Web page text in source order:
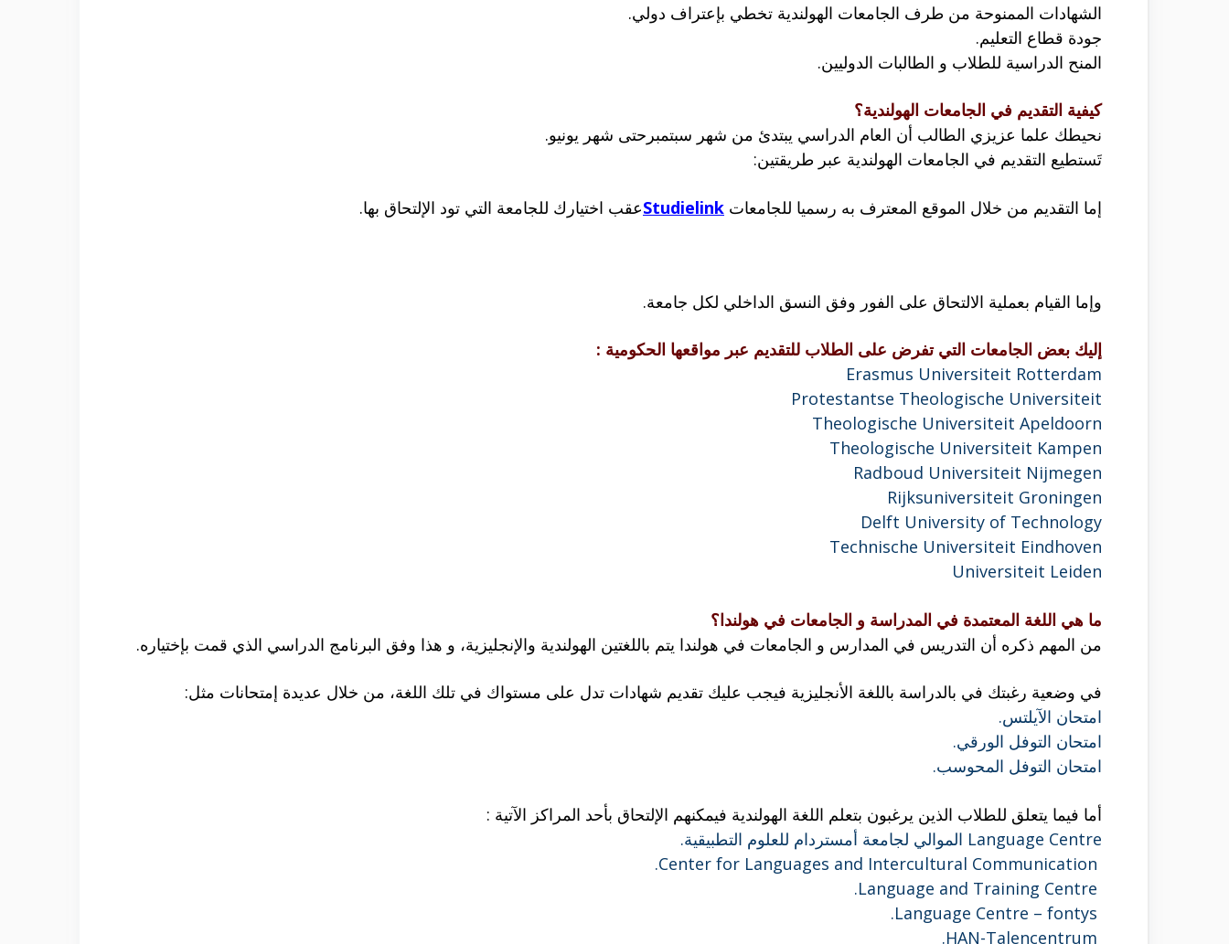
الشهادات الممنوحة من طرف الجامعات الهولندية تخطي بإعتراف دولي.
جودة قطاع التعليم.
المنح الدراسية للطلاب و الطالبات الدوليين.
كيفية التقديم في الجامعات الهولندية؟
نحيطك علما عزيزي الطالب أن العام الدراسي يبتدئ من شهر سبتمبرحتى شهر يونيو.
تَستطيع التقديم في الجامعات الهولندية عبر طريقتين:
إما التقديم من خلال الموقع المعترف به رسميا للجامعات Studielinkعقب اختيارك للجامعة التي تود الإلتحاق بها.
وإما القيام بعملية الالتحاق على الفور وفق النسق الداخلي لكل جامعة.
إليك بعض الجامعات التي تفرض على الطلاب للتقديم عبر مواقعها الحكومية :
Erasmus Universiteit Rotterdam
Protestantse Theologische Universiteit
Theologische Universiteit Apeldoorn
Theologische Universiteit Kampen
Radboud Universiteit Nijmegen
Rijksuniversiteit Groningen
Delft University of Technology
Technische Universiteit Eindhoven
Universiteit Leiden
ما هي اللغة المعتمدة في المدراسة و الجامعات في هولندا؟
من المهم ذكره أن التدريس في المدارس و الجامعات في هولندا يتم باللغتين الهولندية والإنجليزية، و هذا وفق البرنامج الدراسي الذي قمت بإختياره.
في وضعية رغبتك في بالدراسة باللغة الأنجليزية فيجب عليك تقديم شهادات تدل على مستواك في تلك اللغة، من خلال عديدة إمتحانات مثل:
امتحان الآيلتس.
امتحان التوفل الورقي.
امتحان التوفل المحوسب.
أما فيما يتعلق للطلاب الذين يرغبون بتعلم اللغة الهولندية فيمكنهم الإلتحاق بأحد المراكز الآتية :
Language Centre الموالي لجامعة أمستردام للعلوم التطبيقية.